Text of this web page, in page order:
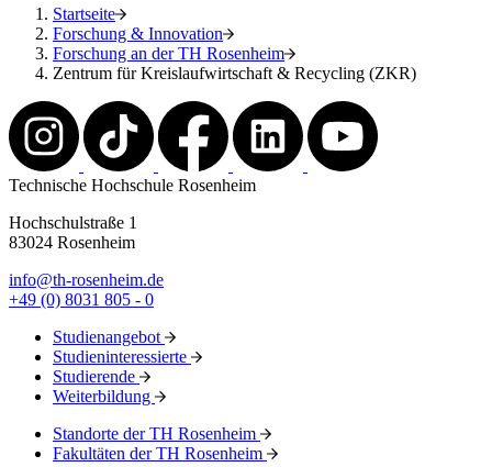
Startseite
Forschung & Innovation
Forschung an der TH Rosenheim
Zentrum für Kreislaufwirtschaft & Recycling (ZKR)
Technische Hochschule Rosenheim
Hochschulstraße 1
83024 Rosenheim
info@th-rosenheim.de
+49 (0) 8031 805 - 0
Studienangebot
Studieninteressierte
Studierende
Weiterbildung
Standorte der TH Rosenheim
Fakultäten der TH Rosenheim